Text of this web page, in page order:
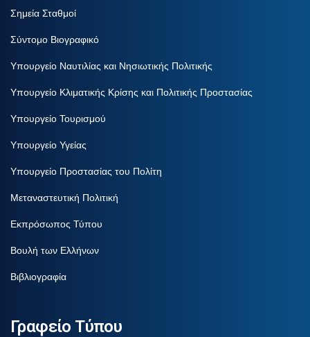
Σημεία Σταθμοί
Σύντομο Βιογραφικό
Υπουργείο Ναυτιλίας και Νησιωτικής Πολιτικής
Υπουργείο Κλιματικής Κρίσης και Πολιτικής Προστασίας
Υπουργείο Τουρισμού
Υπουργείο Υγείας
Υπουργείο Προστασίας του Πολίτη
Μεταναστευτική Πολιτική
Εκπρόσωπος Τύπου
Βουλή των Ελλήνων
Βιβλιογραφία
Γραφείο Τύπου